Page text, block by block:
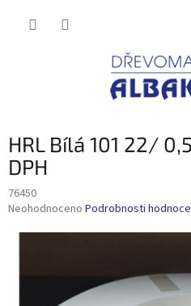
HRL Bílá 101 22/
DPH
76450
Průměrné
Neohodnoceno Podrobnosti